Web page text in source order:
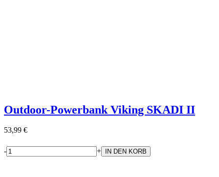
Outdoor-Powerbank Viking SKADI II
53,99 €
- +